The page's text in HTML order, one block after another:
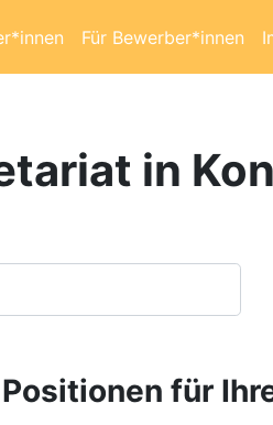
Für Bewerber*innen
in
für